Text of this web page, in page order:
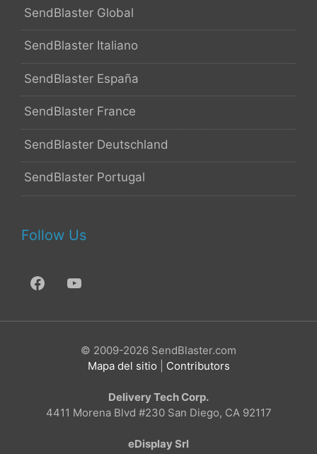
SendBlaster Global
SendBlaster Italiano
SendBlaster España
SendBlaster France
SendBlaster Deutschland
SendBlaster Portugal
Follow Us
© 2009-2026 SendBlaster.com
Mapa del sitio
Contributors
Delivery Tech Corp.
4411 Morena Blvd #230 San Diego, CA 92117
eDisplay Srl